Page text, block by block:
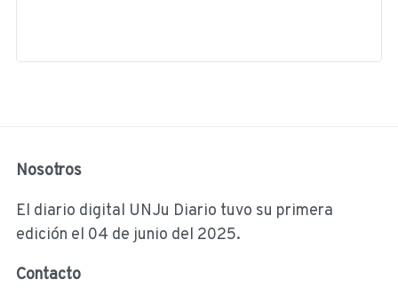
Nosotros
El diario digital UNJu Diario tuvo su primera
edición el 04 de junio del 2025.
Contacto